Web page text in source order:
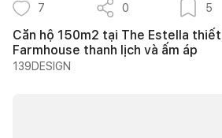
7 0 5
Căn hộ 150m2 tại The Estella
Farmhouse thanh lịch và ấm áp
139DESIGN